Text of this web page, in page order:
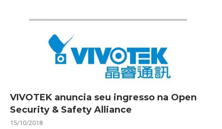
VIVOTEK anuncia seu ingresso na Open
Security & Safety Alliance
15/10/2018